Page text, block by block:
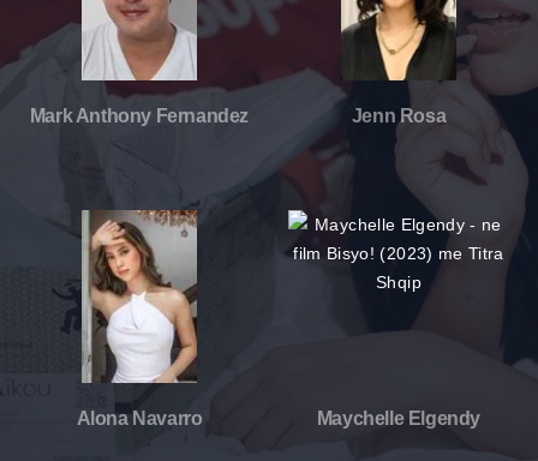
Mark Anthony Fernandez Jenn Rosa
Alona Navarro Maychelle Elgendy